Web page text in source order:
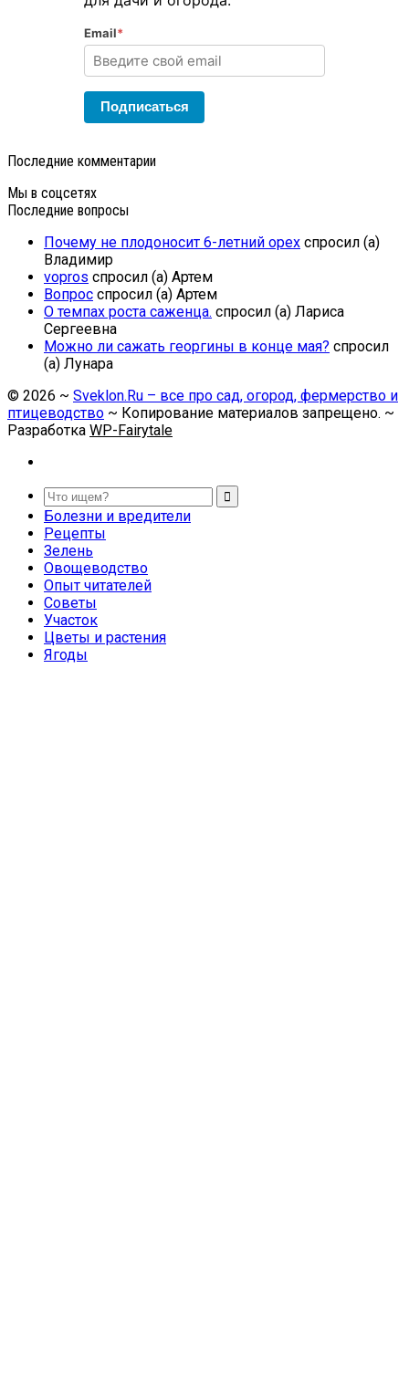
Email*
Подписаться
Последние комментарии
Мы в соцсетях
Последние вопросы
Почему не плодоносит 6-летний орех спросил (а)
Владимир
vopros спросил (а) Артем
Вопрос спросил (а) Артем
О темпах роста саженца. спросил (а) Лариса
Сергеевна
Можно ли сажать георгины в конце мая? спросил
(а) Лунара
© 2026 ~ Sveklon.Ru – все про сад, огород, фермерство и
птицеводство ~ Копирование материалов запрещено. ~
Разработка WP-Fairytale
Болезни и вредители
Рецепты
Зелень
Овощеводство
Опыт читателей
Советы
Участок
Цветы и растения
Ягоды